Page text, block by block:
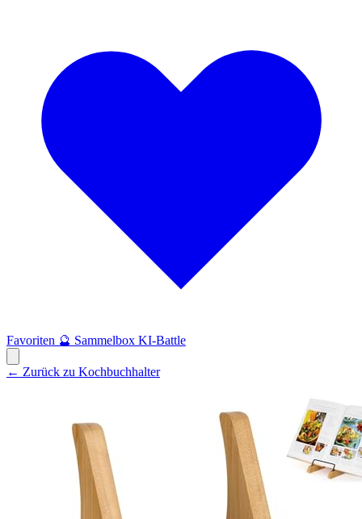
Favoriten 🔮 Sammelbox KI-Battle
← Zurück zu Kochbuchhalter